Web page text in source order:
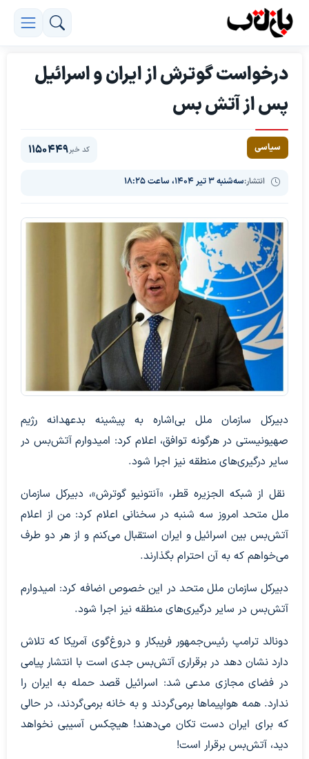
درخواست گوترش از ایران و اسرائیل
پس از آتش بس
سیاسی
انتشار:سه‌شنبه ۳ تیر ۱۴۰۴، ساعت ۱۸:۲۵
کد خبر1150449
دبیرکل سازمان ملل بی‌اشاره به پیشینه بدعهدانه رژیم
صهیونیستی در هرگونه توافق، اعلام کرد: امیدوارم آتش‌بس در
سایر درگیری‌های منطقه نیز اجرا شود.
نقل از شبکه الجزیره قطر، «آنتونیو گوترش»، دبیرکل سازمان
ملل متحد امروز سه شنبه در سخنانی اعلام کرد: من از اعلام
آتش‌بس بین اسرائیل و ایران استقبال می‌کنم و از هر دو طرف
می‌خواهم که به آن احترام بگذارند.
دبیرکل سازمان ملل متحد در این خصوص اضافه کرد: امیدوارم
آتش‌بس در سایر درگیری‌های منطقه نیز اجرا شود.
دونالد ترامپ رئیس‌جمهور فریبکار و دروغ‌گوی آمریکا که تلاش
دارد نشان دهد در برقراری آتش‌بس جدی است با انتشار پیامی
در فضای مجازی مدعی شد: اسرائیل قصد حمله به ایران را
ندارد. همه هواپیماها برمی‌گردند و به خانه برمی‌گردند، در حالی
که برای ایران دست تکان می‌دهند! هیچکس آسیبی نخواهد
دید، آتش‌بس برقرار است!